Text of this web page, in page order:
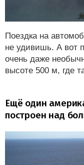
Поездка на
не удивишь. А вот
очень даже
высоте 500 м, где
Ещё один
построен над